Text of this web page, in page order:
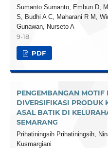
Sumanto Sumanto, Embun D,
S, Budhi A C, Maharani R M,
Gunawan, Nurseto A
9-18
PDF
PENGEMBANGAN
DIVERSIFIKASI
ASAL BATIK DI
SEMARANG
Prihatiningsih Prihatiningsih,
Kusmargiani